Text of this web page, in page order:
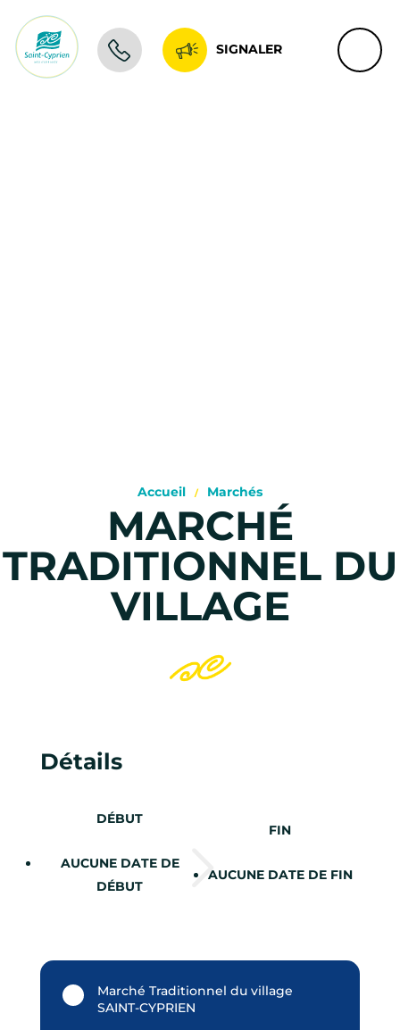
SIGNALER
Accueil Marchés
MARCHÉ
TRADITIONNEL DU
VILLAGE
Détails
DÉBUT
AUCUNE DATE DE
DÉBUT
FIN
AUCUNE DATE DE FIN
Marché Traditionnel du village
SAINT-CYPRIEN